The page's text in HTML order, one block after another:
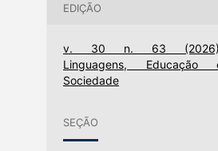
EDIÇÃO
v. 30 n. 63
Linguagens, Educação
Sociedade
SEÇÃO